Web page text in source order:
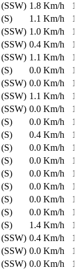
(SSW) 1.8 Km/h
(S) 1.1 Km/h
(SSW) 1.0 Km/h
(SSW) 0.4 Km/h
(SSW) 1.1 Km/h
(S) 0.0 Km/h
(SSW) 0.0 Km/h
(SSW) 1.1 Km/h
(SSW) 0.0 Km/h
(S) 0.0 Km/h
(S) 0.4 Km/h
(S) 0.0 Km/h
(S) 0.0 Km/h
(S) 0.0 Km/h
(S) 0.0 Km/h
(S) 0.0 Km/h
(S) 0.0 Km/h
(S) 1.4 Km/h
(SSW) 0.4 Km/h
(SSW) 0.0 Km/h
(SSW) 0.0 Km/h